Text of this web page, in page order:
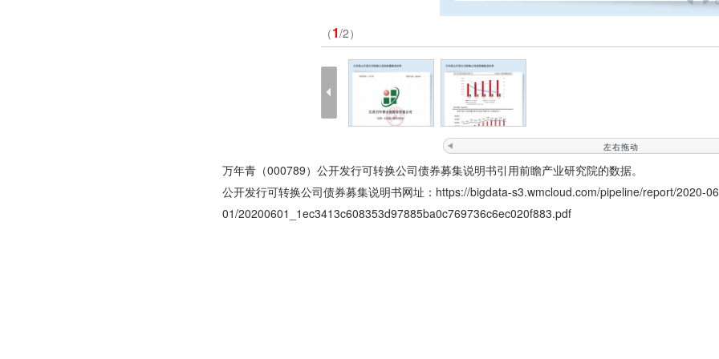
（1/2）
左右拖动
万年青（000789）公开发行可转换公司债券募集说明书引用前瞻产业研究院的数据。
公开发行可转换公司债券募集说明书网址： https://bigdata-s3.wmcloud.com/pipeline/report/2020-
01/20200601_1ec3413c608353d97885ba0c769736c6ec020f883.pdf